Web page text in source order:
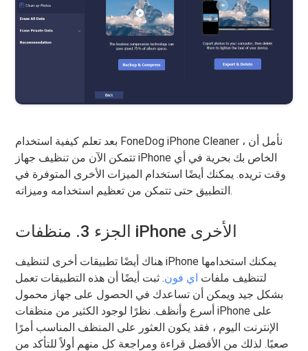
بعد تعلم كيفية استخدام FoneDog iPhone Cleaner ، نأمل أن
تتمكن الآن من تنظيف جهاز iPhone الخاص بك بحرية في أي
وقت تريده. يمكنك أيضًا استخدام الميزات الأخرى المتوفرة في
التطبيق حتى تتمكن من تعظيم استخدامه وميزاته.
الجزء 3. منظفات iPhone الأخرى
هناك أيضًا تطبيقات أخرى لتنظيف iPhone يمكنك استخدامها
لتنظيف ملفات اي فون. ثبت أيضًا أن هذه التطبيقات تعمل
بشكل جيد ويمكن أن تساعدك في الحصول على جهاز محمول
أسرع وأنظف. نظرًا لوجود الكثير من منظفات iPhone على
الإنترنت اليوم ، فقد يكون العثور على المنظف المناسب أمرًا
صعبًا. لذلك من الأفضل قراءة ومراجعة كل منهم أولاً للتأكد من